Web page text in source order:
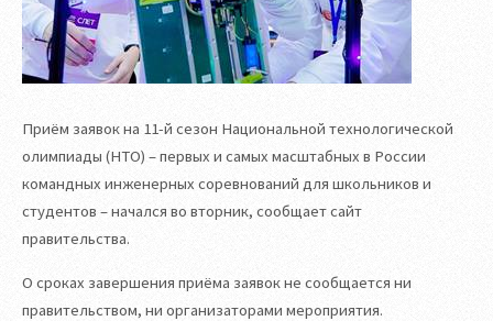
Приём заявок на 11-й сезон Национальной технологической
олимпиады (НТО) – первых и самых масштабных в России
командных инженерных соревнований для школьников и
студентов – начался во вторник, сообщает сайт
правительства.
О сроках завершения приёма заявок не сообщается ни
правительством, ни организаторами мероприятия.